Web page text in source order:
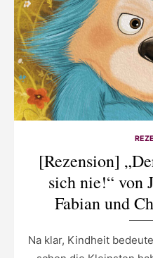
[Rezension]
sich nie!“ von
Fabian und
Na klar, Kindheit